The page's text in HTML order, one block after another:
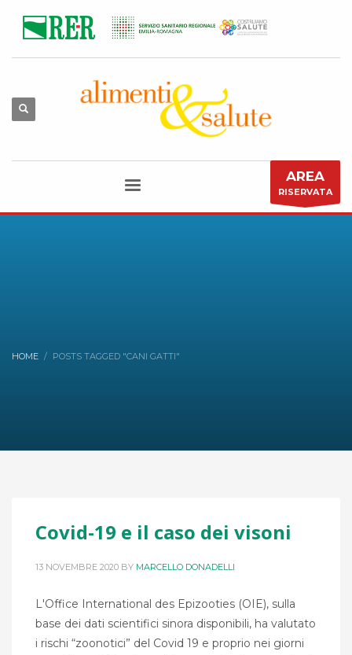
AREA
RISERVATA
HOME POSTS TAGGED "CANI GATTI"
Covid-19 e il caso dei visoni
13 NOVEMBRE 2020 BY MARCELLO DONADELLI
L'Office International des Epizooties (OIE), sulla
base dei dati scientifici sinora disponibili, ha valutato
i rischi “zoonotici” del Covid 19 e proprio nei giorni